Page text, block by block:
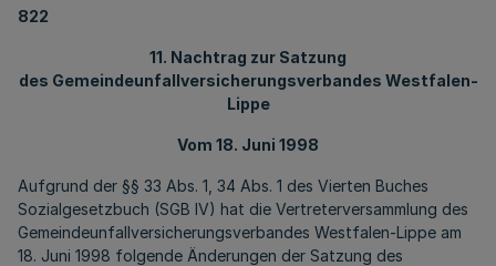
822
11. Nachtrag zur Satzung
des Gemeindeunfallversicherungsverbandes Westfalen-
Lippe
Vom 18. Juni 1998
Aufgrund der §§ 33 Abs. 1, 34 Abs. 1 des Vierten Buches
Sozialgesetzbuch (SGB IV) hat die Vertreterversammlung des
Gemeindeunfallversicherungsverbandes Westfalen-Lippe am
18. Juni 1998 folgende Änderungen der Satzung des